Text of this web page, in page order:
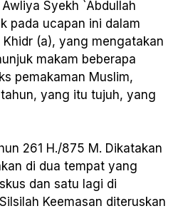
Syekh `Abdullah
pada ucapan ini dalam
(a), yang mengatakan
makam beberapa
pemakaman Muslim,
yang itu tujuh, yang
di dua tempat yang
dan satu lagi di
Keemasan diteruskan